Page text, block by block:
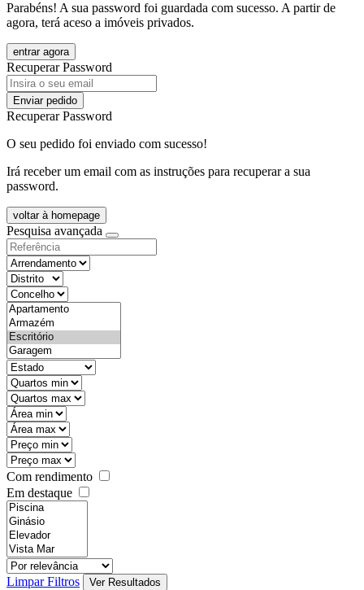
Parabéns! A sua password foi guardada com sucesso. A partir de
agora, terá aceso a imóveis privados.
entrar agora
Recuperar Password
Enviar pedido
Recuperar Password
O seu pedido foi enviado com sucesso!
Irá receber um email com as instruções para recuperar a sua
password.
voltar à homepage
Pesquisa avançada
Com rendimento
Em destaque
Limpar Filtros Ver Resultados